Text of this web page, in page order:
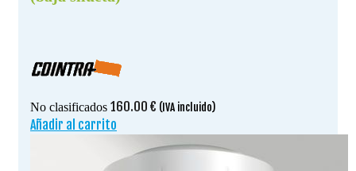
No clasificados 160.00 € (IVA incluido)
Añadir al carrito